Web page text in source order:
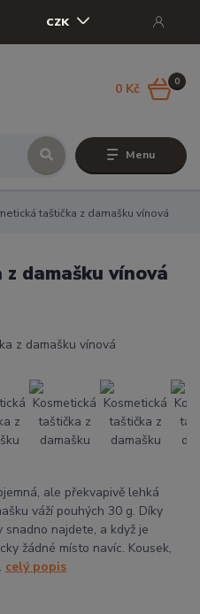
Menu
CZK
0
0 Kč
taštička z damašku vínová
damašku vínová
ale překvapivě lehká
váží pouhých 30 g. Díky
snadno najdete, a když je
žádné místo navíc. Kousek,
celý popis